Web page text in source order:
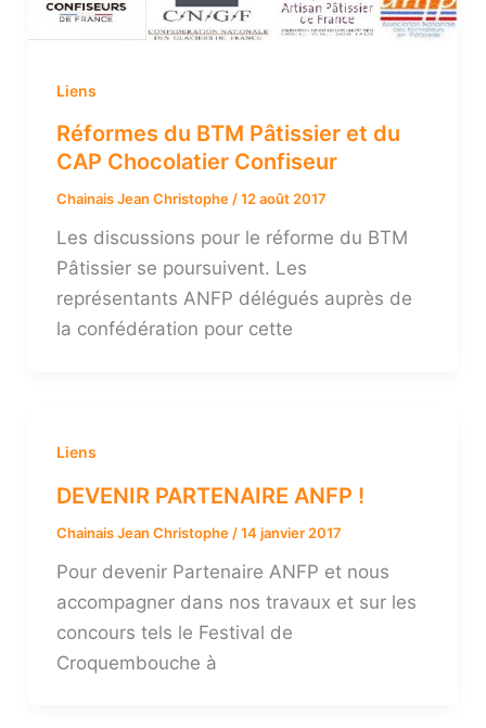
Liens
Réformes du BTM Pâtissier et du
CAP Chocolatier Confiseur
Chainais Jean Christophe/12 août 2017
Les discussions pour le réforme du BTM
Pâtissier se poursuivent. Les
représentants ANFP délégués auprès de
la confédération pour cette
Liens
DEVENIR PARTENAIRE ANFP !
Chainais Jean Christophe /14 janvier 2017
Pour devenir Partenaire ANFP et nous
accompagner dans nos travaux et sur les
concours tels le Festival de
Croquembouche à